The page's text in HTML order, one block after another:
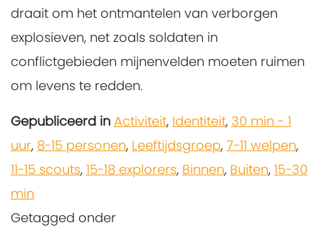
draait om het ontmantelen van verborgen
explosieven, net zoals soldaten in
conflictgebieden mijnenvelden moeten ruimen
om levens te redden.
Gepubliceerd in Activiteit, Identiteit, 30 min - 1
uur, 8-15 personen, Leeftijdsgroep, 7-11 welpen,
11-15 scouts, 15-18 explorers, Binnen, Buiten, 15-30
min
Getagged onder